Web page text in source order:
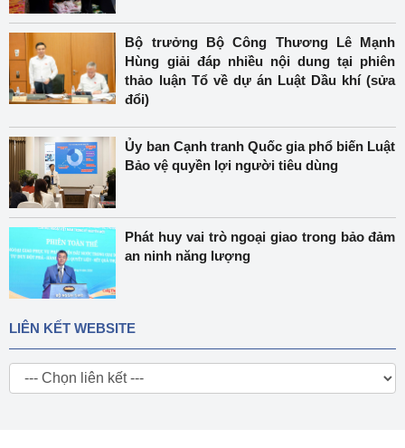
Bộ trưởng Bộ Công Thương Lê Mạnh
Hùng giải đáp nhiều nội dung tại phiên
thảo luận Tổ về dự án Luật Dầu khí (sửa
đổi)
Ủy ban Cạnh tranh Quốc gia phổ biến Luật
Bảo vệ quyền lợi người tiêu dùng
Phát huy vai trò ngoại giao trong bảo đảm
an ninh năng lượng
LIÊN KẾT WEBSITE